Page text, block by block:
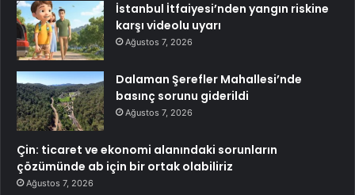
İstanbul İtfaiyesi’nden yangın riskine
karşı videolu uyarı
Ağustos 7, 2026
Dalaman Şerefler Mahallesi’nde
basınç sorunu giderildi
Ağustos 7, 2026
Çin: ticaret ve ekonomi alanındaki sorunların
çözümünde ab için bir ortak olabiliriz
Ağustos 7, 2026